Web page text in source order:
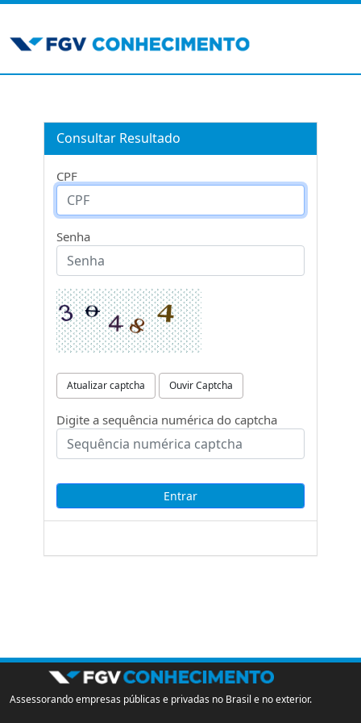
Consultar Resultado
CPF
Senha
Atualizar captcha Ouvir Captcha
Digite a sequência numérica do captcha
Assessorando empresas públicas e privadas no Brasil e no exterior.